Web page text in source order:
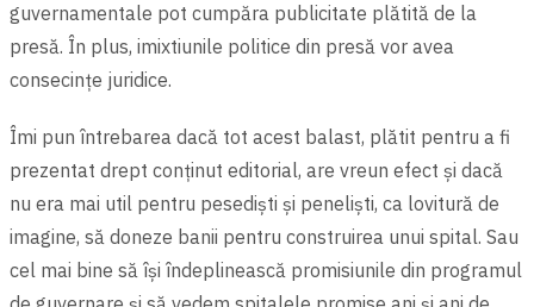
guvernamentale pot cumpăra publicitate plătită de la
presă. În plus, imixtiunile politice din presă vor avea
consecințe juridice.
Îmi pun întrebarea dacă tot acest balast, plătit pentru a fi
prezentat drept conținut editorial, are vreun efect și dacă
nu era mai util pentru pesediști și peneliști, ca lovitură de
imagine, să doneze banii pentru construirea unui spital. Sau
cel mai bine să își îndeplinească promisiunile din programul